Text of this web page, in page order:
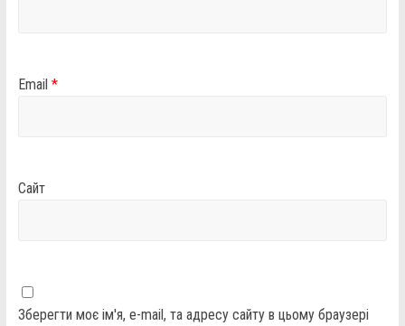
Email *
Сайт
Зберегти моє ім'я, e-mail, та адресу сайту в цьому браузері